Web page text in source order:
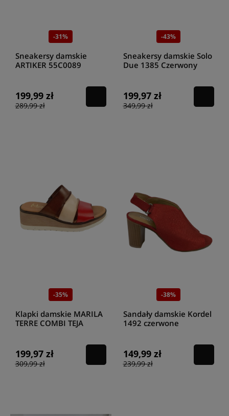
-31%
Sneakersy damskie
ARTIKER 55C0089
199,99 zł
289,99 zł
-43%
Sneakersy damskie Solo
Due 1385 Czerwony
199,97 zł
349,99 zł
-35%
Klapki damskie MARILA
TERRE COMBI TEJA
199,97 zł
309,99 zł
-38%
Sandały damskie Kordel
1492 czerwone
149,99 zł
239,99 zł